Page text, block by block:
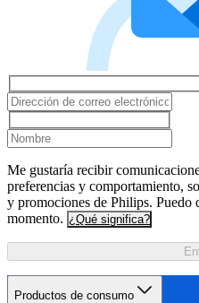
Me gustaría recibir
preferencias y comportamiento,
y promociones de Philips. Puedo
momento. ¿Qué significa?
Productos de consumo